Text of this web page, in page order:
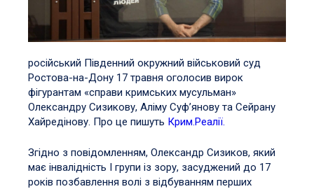
російський Південний окружний військовий суд
Ростова-на-Дону 17 травня оголосив вирок
фігурантам «справи кримських мусульман»
Олександру Сизикову, Аліму Суф’янову та Сейрану
Хайредінову. Про це пишуть Крим.Реалії.
Згідно з повідомленням, Олександр Сизиков, який
має інвалідність І групи із зору, засуджений до 17
років позбавлення волі з відбуванням перших